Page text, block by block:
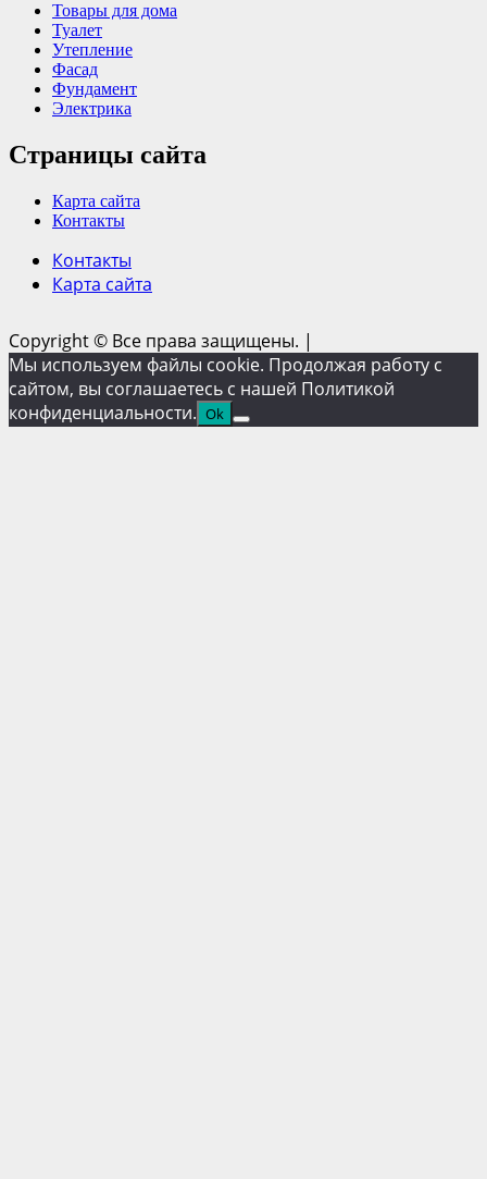
Товары для дома
Туалет
Утепление
Фасад
Фундамент
Электрика
Страницы сайта
Карта сайта
Контакты
Контакты
Карта сайта
Copyright © Все права защищены. |
Мы используем файлы cookie. Продолжая работу с
сайтом, вы соглашаетесь с нашей Политикой
конфиденциальности. Ok